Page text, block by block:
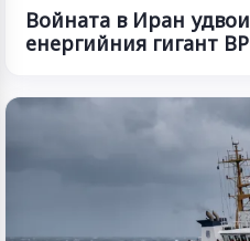
Войната в Иран
енергийния гигант BP